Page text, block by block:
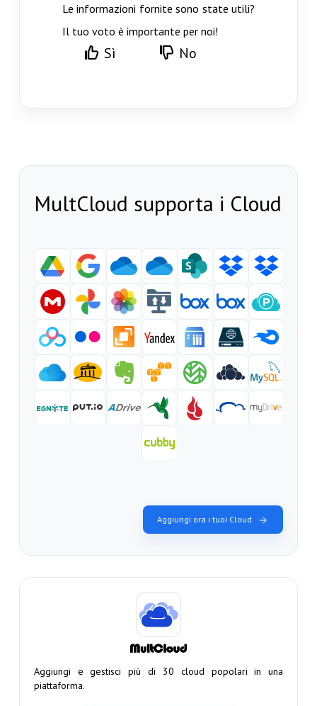
Le informazioni fornite sono state utili?
Il tuo voto è importante per noi!
Sì No
MultCloud supporta i Cloud
Aggiungi ora i tuoi Cloud
Aggiungi e gestisci più di 30 cloud popolari in una
piattaforma.